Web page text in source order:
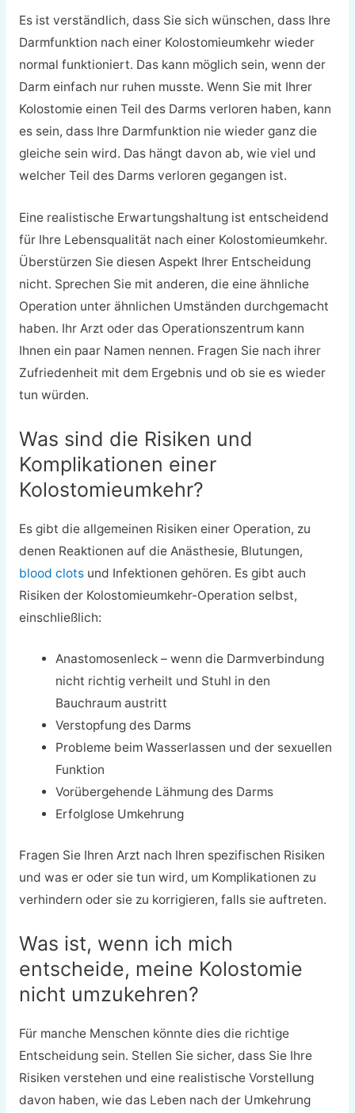
Es ist verständlich, dass Sie sich wünschen, dass Ihre
Darmfunktion nach einer Kolostomieumkehr wieder
normal funktioniert. Das kann möglich sein, wenn der
Darm einfach nur ruhen musste. Wenn Sie mit Ihrer
Kolostomie einen Teil des Darms verloren haben, kann
es sein, dass Ihre Darmfunktion nie wieder ganz die
gleiche sein wird. Das hängt davon ab, wie viel und
welcher Teil des Darms verloren gegangen ist.
Eine realistische Erwartungshaltung ist entscheidend
für Ihre Lebensqualität nach einer Kolostomieumkehr.
Überstürzen Sie diesen Aspekt Ihrer Entscheidung
nicht. Sprechen Sie mit anderen, die eine ähnliche
Operation unter ähnlichen Umständen durchgemacht
haben. Ihr Arzt oder das Operationszentrum kann
Ihnen ein paar Namen nennen. Fragen Sie nach ihrer
Zufriedenheit mit dem Ergebnis und ob sie es wieder
tun würden.
Was sind die Risiken und
Komplikationen einer
Kolostomieumkehr?
Es gibt die allgemeinen Risiken einer Operation, zu
denen Reaktionen auf die Anästhesie, Blutungen,
blood clotsund Infektionen gehören. Es gibt auch
Risiken der Kolostomieumkehr-Operation selbst,
einschließlich:
Anastomosenleck – wenn die Darmverbindung
nicht richtig verheilt und Stuhl in den
Bauchraum austritt
Verstopfung des Darms
Probleme beim Wasserlassen und der sexuellen
Funktion
Vorübergehende Lähmung des Darms
Erfolglose Umkehrung
Fragen Sie Ihren Arzt nach Ihren spezifischen Risiken
und was er oder sie tun wird, um Komplikationen zu
verhindern oder sie zu korrigieren, falls sie auftreten.
Was ist, wenn ich mich
entscheide, meine Kolostomie
nicht umzukehren?
Für manche Menschen könnte dies die richtige
Entscheidung sein. Stellen Sie sicher, dass Sie Ihre
Risiken verstehen und eine realistische Vorstellung
davon haben, wie das Leben nach der Umkehrung